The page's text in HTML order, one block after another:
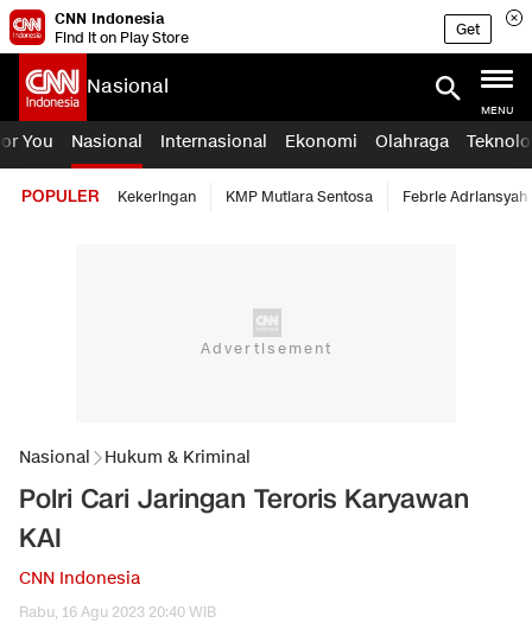
CNN Indonesia
Find it on Play Store
Get
Nasional
MENU
You Nasional Internasional Ekonomi Olahraga
POPULER Kekeringan KMP Mutiara Sentosa Febrie Adriansyah
Nasional Hukum & Kriminal
Polri Cari Jaringan Teroris Karyawan
KAI
CNN Indonesia
Rabu, 16 Agu 2023 20:40 WIB